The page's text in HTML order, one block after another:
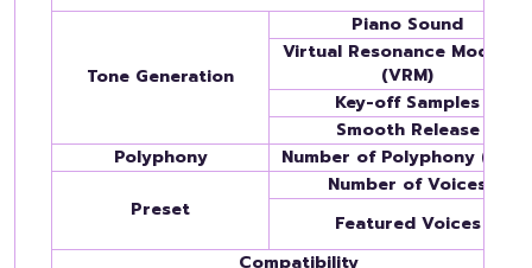
Tone Generation
Piano Sound
Virtual Resonance Modeling
(VRM)
Key-off Samples
Smooth Release
Polyphony
Number of Polyphony (Max.)
Preset
Number of Voices
Featured Voices
Compatibility